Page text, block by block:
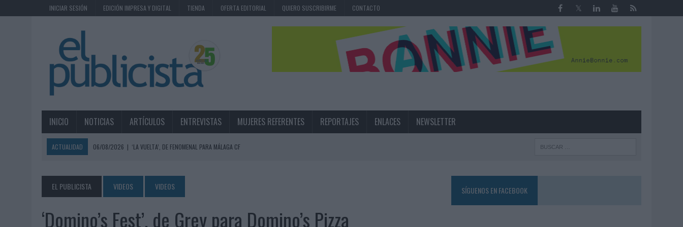
INICIAR SESIÓN EDICIÓN IMPRESA Y DIGITAL TIENDA OFERTA EDITORIAL QUIERO SUSCRIBIRME CONTACTO
INICIO NOTICIAS ARTÍCULOS ENTREVISTAS MUJERES REFERENTES REPORTAJES ENLACES NEWSLETTER
ACTUALIDAD 06/08/2026 | SIETE DE CADA DIEZ EMPRESAS ESPAÑOLAS NO INTEGRAN LA INFANCIA EN SU ESTRATEGIA
06/08/2026 | EL USO DE LA IA GENERATIVA ALCANZA YA AL 62% DE LOS ESPAÑOLES
06/08/2026
SYSTEM1 NOMBRA A KIMBERLY BASTONI COMO NUEVA DIRECTORA COMERCIAL GLOBAL
EL PUBLICISTA VIDEOS VIDEOS
‘Domino’s Fest’, de Grey para Domino’s Pizza
SÍGUENOS EN FACEBOOK